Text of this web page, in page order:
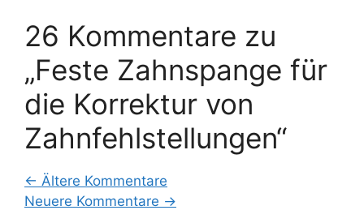
26 Kommentare zu
„Feste Zahnspange für
die Korrektur von
Zahnfehlstellungen“
Kommentarnavigation
← Ältere Kommentare
Neuere Kommentare →